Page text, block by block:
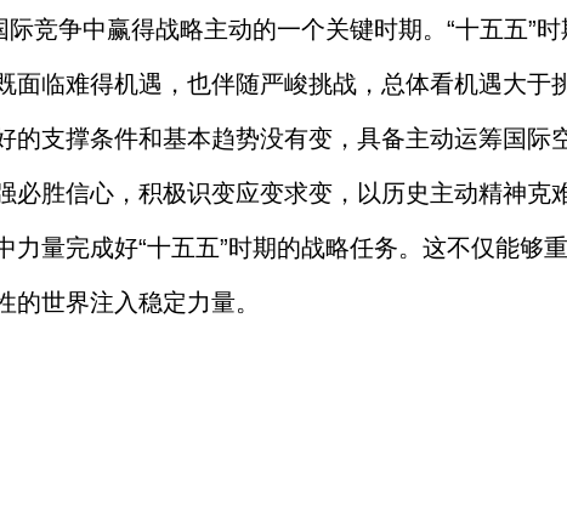
竞争中赢得战略主动的一个关键时期。“十五五”
临难得机遇，也伴随严峻挑战，总体看机遇大于
支撑条件和基本趋势没有变，具备主动运筹国际
必胜信心，积极识变应变求变，以历史主动精神克
量完成好“十五五”时期的战略任务。这不仅能够
世界注入稳定力量。